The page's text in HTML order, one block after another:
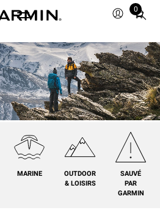
0
Total
in
cart:
0
MARINE
OUTDOOR
& LOISIRS
SAUVÉ
PAR
GARMIN